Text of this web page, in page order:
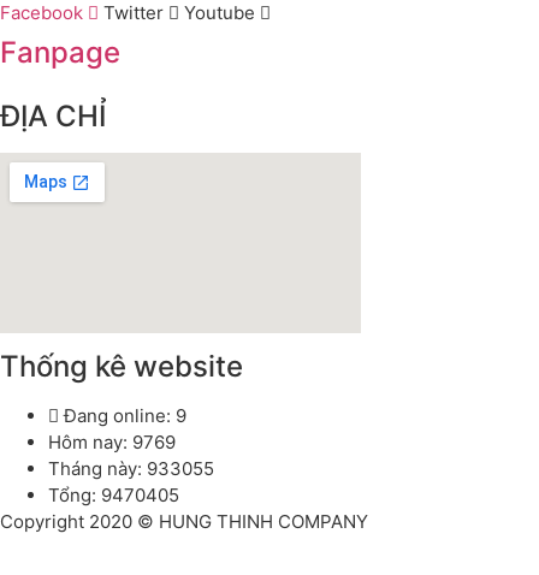
Facebook
Twitter Youtube
Fanpage
ĐỊA CHỈ
Thống kê website
Đang online: 9
Hôm nay: 9769
Tháng này: 933055
Tổng: 9470405
Copyright 2020 © HUNG THINH COMPANY